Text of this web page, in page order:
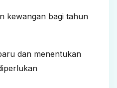
kewangan bagi tahun
dan menentukan